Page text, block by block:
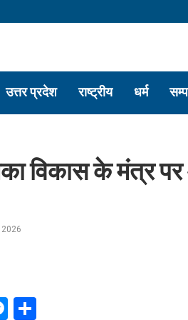
उत्तर प्रदेश राष्ट्रीय धर्म
विकास के मंत्र
Messenger